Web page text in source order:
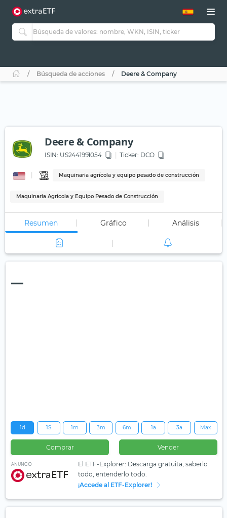
Búsqueda de acciones Deere & Company
Deere & Company
ISIN: US2441991054 Ticker: DCO
Maquinaria agrícola y equipo pesado de construcción
Maquinaria Agrícola y Equipo Pesado de Construcción
Resumen Gráfico Análisis
—
1d 1S 1m 3m 6m 1a 3a Max
Comprar Vender
ANUNCIO
El ETF-Explorer: Descarga gratuita, saberlo
todo, entenderlo todo.
¡Accede al ETF-Explorer!